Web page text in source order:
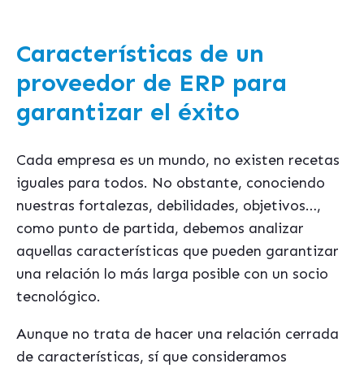
Características de un
proveedor de ERP para
garantizar el éxito
Cada empresa es un mundo, no existen recetas
iguales para todos. No obstante, conociendo
nuestras fortalezas, debilidades, objetivos…,
como punto de partida, debemos analizar
aquellas características que pueden garantizar
una relación lo más larga posible con un socio
tecnológico.
Aunque no trata de hacer una relación cerrada
de características, sí que consideramos